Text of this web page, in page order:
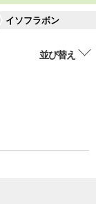
イソフラボン
並び替え